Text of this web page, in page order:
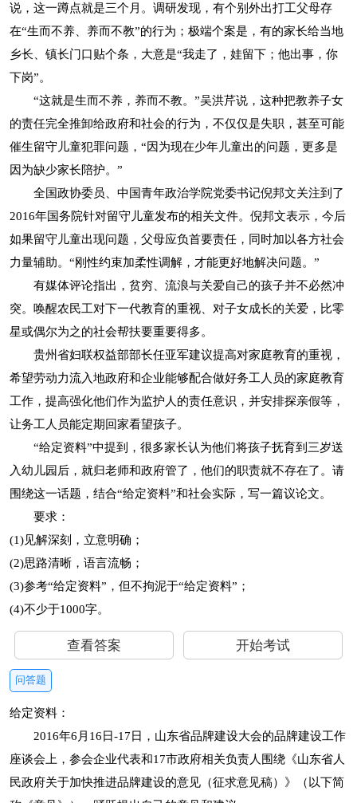
说，这一蹲点就是三个月。调研发现，有个别外出打工父母存
在“生而不养、养而不教”的行为；极端个案是，有的家长给当地
乡长、镇长门口贴个条，大意是“我走了，娃留下；他出事，你
下岗”。
“这就是生而不养，养而不教。”吴洪芹说，这种把教养子女
的责任完全推卸给政府和社会的行为，不仅仅是失职，甚至可能
催生留守儿童犯罪问题，“因为现在少年儿童出的问题，更多是
因为缺少家长陪护。”
全国政协委员、中国青年政治学院党委书记倪邦文关注到了
2016年国务院针对留守儿童发布的相关文件。倪邦文表示，今后
如果留守儿童出现问题，父母应负首要责任，同时加以各方社会
力量辅助。“刚性约束加柔性调解，才能更好地解决问题。”
有媒体评论指出，贫穷、流浪与关爱自己的孩子并不必然冲
突。唤醒农民工对下一代教育的重视、对子女成长的关爱，比零
星或偶尔为之的社会帮扶要重要得多。
贵州省妇联权益部部长任亚军建议提高对家庭教育的重视，
希望劳动力流入地政府和企业能够配合做好务工人员的家庭教育
工作，提高强化他们作为监护人的责任意识，并安排探亲假等，
让务工人员能定期回家看望孩子。
“给定资料”中提到，很多家长认为他们将孩子抚育到三岁送
入幼儿园后，就归老师和政府管了，他们的职责就不存在了。请
围绕这一话题，结合“给定资料”和社会实际，写一篇议论文。
要求：
(1)见解深刻，立意明确；
(2)思路清晰，语言流畅；
(3)参考“给定资料”，但不拘泥于“给定资料”；
(4)不少于1000字。
查看答案 开始考试
问答题
给定资料：
2016年6月16日-17日，山东省品牌建设大会的品牌建设工作
座谈会上，参会企业代表和17市政府相关负责人围绕《山东省人
民政府关于加快推进品牌建设的意见（征求意见稿）》（以下简